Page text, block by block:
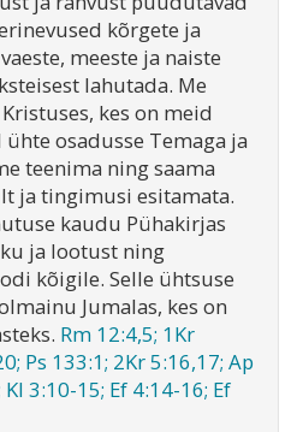
kõrgete ja
meeste ja naiste
lahutada. Me
kes on meid
osadusse Temaga ja
teenima ning saama
ja tingimusi esitamata.
kaudu Pühakirjas
ja lootust ning
kõigile. Selle ühtsuse
Jumalas, kes on
Rm 12:4,5; 1Kr
Ps 133:1; 2Kr 5:16,17; Ap
3:10-15; Ef 4:14-16; Ef